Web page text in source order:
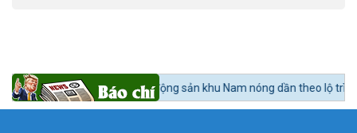
BĐS:Bất động sản khu Nam nóng dần theo lộ trình lên quận Nhà Bè.